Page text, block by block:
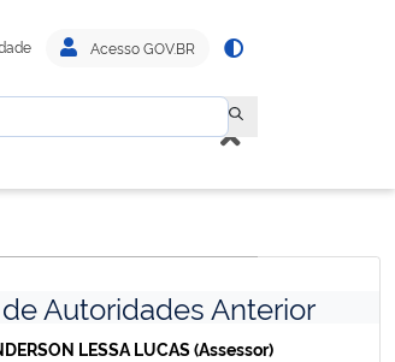
Acesso GOV.BR
Autoridades Anterior
LESSA LUCAS (Assessor)